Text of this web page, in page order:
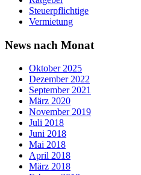
Steuerpflichtige
Vermietung
News nach Monat
Oktober 2025
Dezember 2022
September 2021
März 2020
November 2019
Juli 2018
Juni 2018
Mai 2018
April 2018
März 2018